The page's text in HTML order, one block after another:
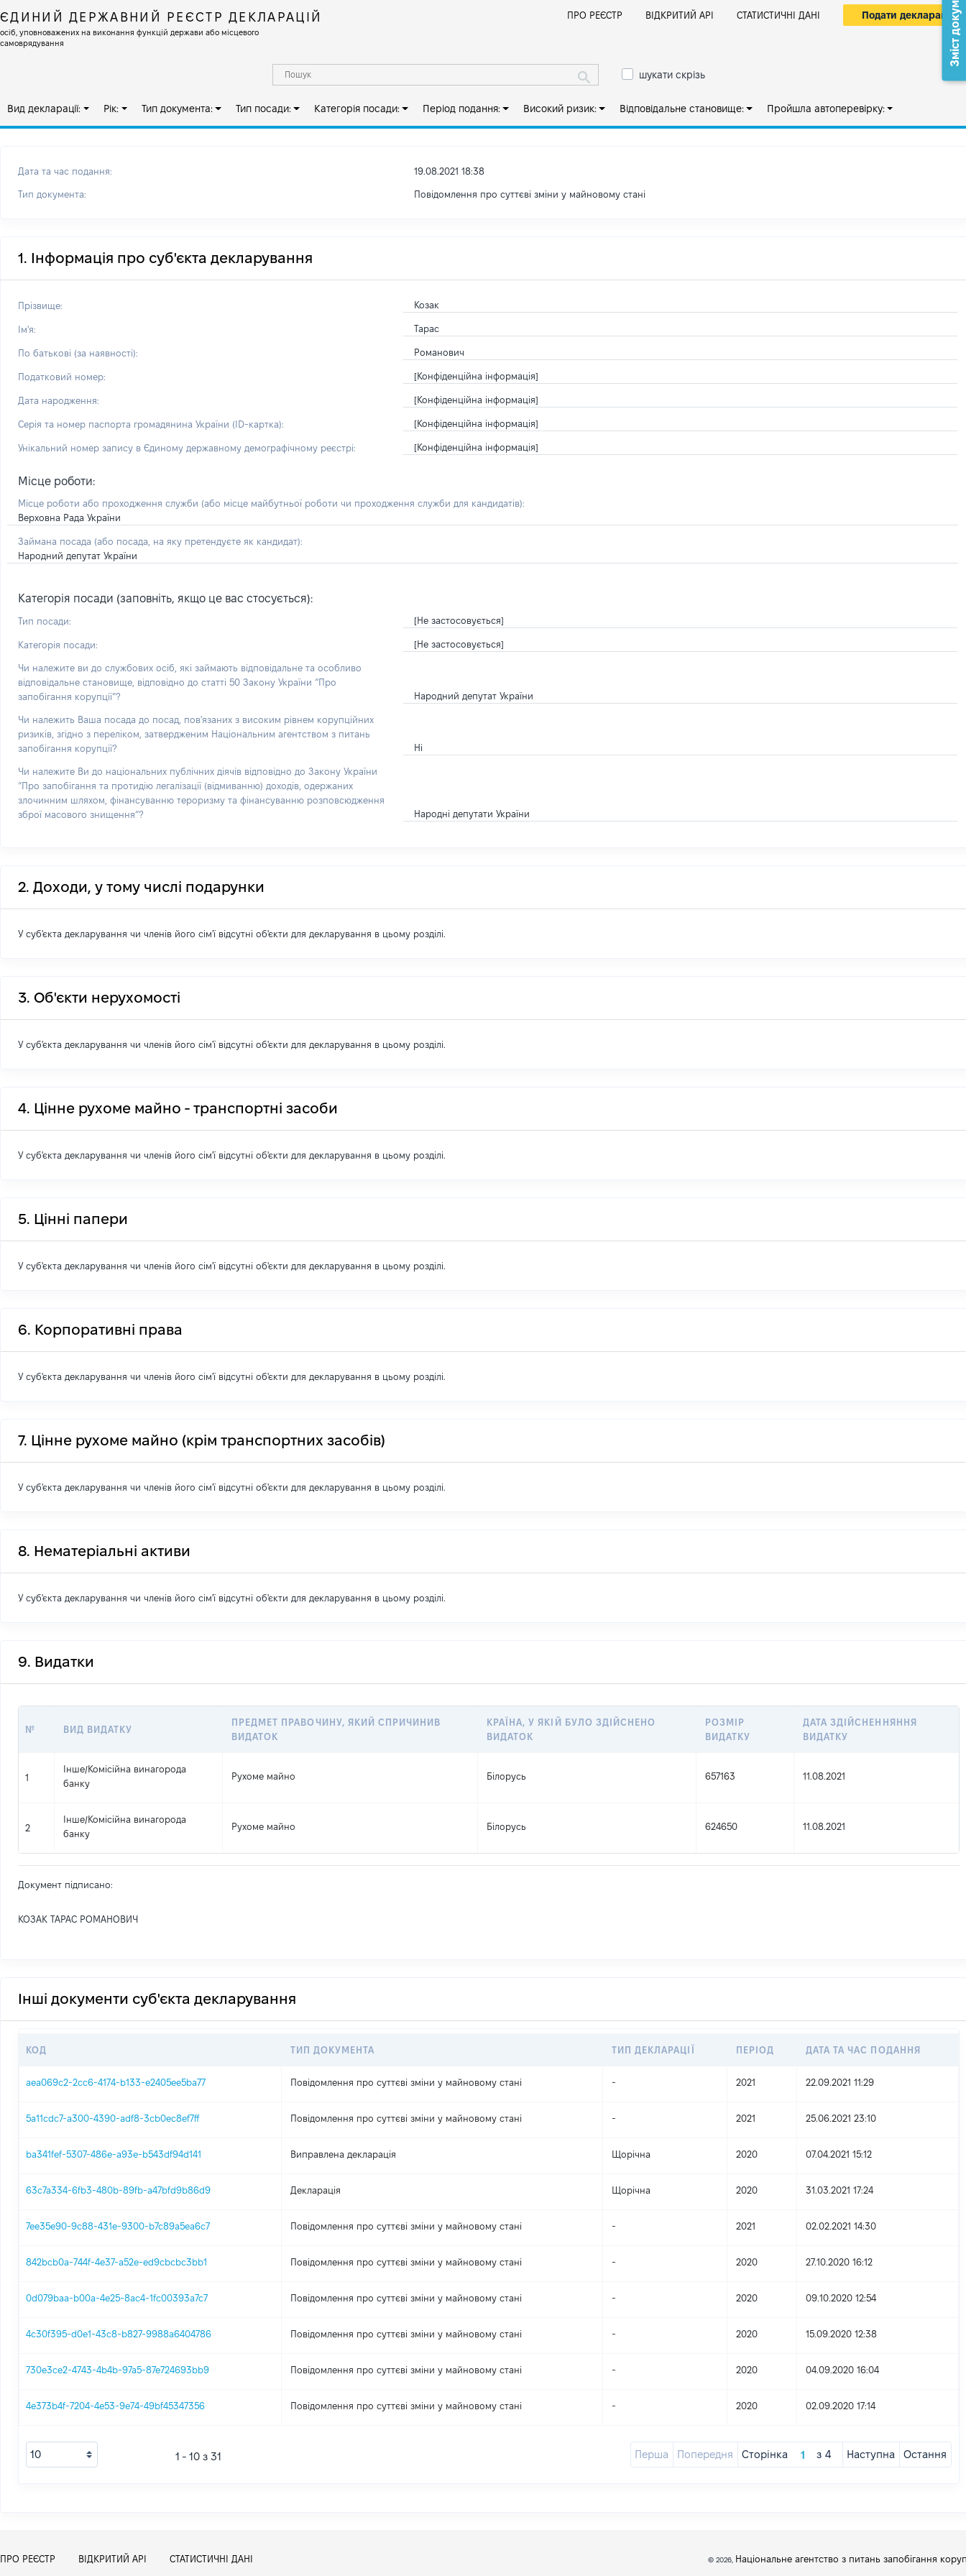
ЄДИНИЙ ДЕРЖАВНИЙ РЕЄСТР ДЕКЛАРАЦІЙ
осіб, уповноважених на виконання функцій держави або місцевого
самоврядування
ПРО РЕЄСТР ВІДКРИТИЙ АРІ СТАТИСТИЧНІ ДАНІ Подати декларацію
шукати скрізь
Вид декларації: Рік: Тип документа: Тип посади: Категорія посади: Період подання: Високий ризик: Відповідальне становище: Пройшла автоперевірку:
Дата та час подання: 19.08.2021 18:38
Тип документа: Повідомлення про суттєві зміни y майновому стані
1. Інформація про суб'єкта декларування
Прізвище: Козак
Ім'я: Тарас
По батькові (за наявності): Романович
Податковий номер: [Конфіденційна інформація]
Дата народження: [Конфіденційна інформація]
Серія та номер паспорта громадянина України (ID-картка): [Конфіденційна інформація]
Унікальний номер запису в Єдиному державному демографічному реєстрі: [Конфіденційна інформація]
Місце роботи:
Місце роботи або проходження служби (або місце майбутньої роботи чи проходження служби для кандидатів):
Верховна Рада України
Займана посада (або посада, на яку претендуєте як кандидат):
Народний депутат України
Категорія посади (заповніть, якщо це вас стосується):
Тип посади: [Не застосовується]
Категорія посади: [Не застосовується]
Чи належите ви до службових осіб, які займають відповідальне та особливо
відповідальне становище, відповідно до статті 50 Закону України “Про
запобігання корупції”?
Народний депутат України
Чи належить Ваша посада до посад, пов'язаних з високим рівнем корупційних
ризиків, згідно з переліком, затвердженим Національним агентством з питань
запобігання корупції?
Ні
Чи належите Ви до національних публічних діячів відповідно до Закону України
“Про запобігання та протидію легалізації (відмиванню) доходів, одержаних
злочинним шляхом, фінансуванню тероризму та фінансуванню розповсюдження
зброї масового знищення”?
Народні депутати України
2. Доходи, у тому числі подарунки
У суб'єкта декларування чи членів його сім'ї відсутні об'єкти для декларування в цьому розділі.
3. Об'єкти нерухомості
У суб'єкта декларування чи членів його сім'ї відсутні об'єкти для декларування в цьому розділі.
4. Цінне рухоме майно - транспортні засоби
У суб'єкта декларування чи членів його сім'ї відсутні об'єкти для декларування в цьому розділі.
5. Цінні папери
У суб'єкта декларування чи членів його сім'ї відсутні об'єкти для декларування в цьому розділі.
6. Корпоративні права
У суб'єкта декларування чи членів його сім'ї відсутні об'єкти для декларування в цьому розділі.
7. Цінне рухоме майно (крім транспортних засобів)
У суб'єкта декларування чи членів його сім'ї відсутні об'єкти для декларування в цьому розділі.
8. Нематеріальні активи
У суб'єкта декларування чи членів його сім'ї відсутні об'єкти для декларування в цьому розділі.
9. Видатки
№ ВИД ВИДАТКУ
ПРЕДМЕТ ПРАВОЧИНУ, ЯКИЙ СПРИЧИНИВ
ВИДАТОК
КРАЇНА, У ЯКІЙ БУЛО ЗДІЙСНЕНО
ВИДАТОК
РОЗМІР
ВИДАТКУ
ДАТА ЗДІЙСНЕННЯННЯ
ВИДАТКУ
1
Інше/Комісійна винагорода
банку
Рухоме майно Білорусь 657163 11.08.2021
2
Інше/Комісійна винагорода
банку
Рухоме майно Білорусь 624650 11.08.2021
Документ підписано:
КОЗАК ТАРАС РОМАНОВИЧ
Зміст документа
Інші документи суб'єкта декларування
КОД ТИП ДОКУМЕНТА ТИП ДЕКЛАРАЦІЇ ПЕРІОД ДАТА ТА ЧАС ПОДАННЯ
aea069c2-2cc6-4174-b133-e2405ee5ba77 Повідомлення про суттєві зміни y майновому стані - 2021 22.09.2021 11:29
5a11cdc7-a300-4390-adf8-3cb0ec8ef7ff Повідомлення про суттєві зміни y майновому стані - 2021 25.06.2021 23:10
ba341fef-5307-486e-a93e-b543df94d141 Виправлена декларація Щорічна 2020 07.04.2021 15:12
63c7a334-6fb3-480b-89fb-a47bfd9b86d9 Декларація Щорічна 2020 31.03.2021 17:24
7ee35e90-9c88-431e-9300-b7c89a5ea6c7 Повідомлення про суттєві зміни y майновому стані - 2021 02.02.2021 14:30
842bcb0a-744f-4e37-a52e-ed9cbcbc3bb1 Повідомлення про суттєві зміни y майновому стані - 2020 27.10.2020 16:12
0d079baa-b00a-4e25-8ac4-1fc00393a7c7 Повідомлення про суттєві зміни y майновому стані - 2020 09.10.2020 12:54
4c30f395-d0e1-43c8-b827-9988a6404786 Повідомлення про суттєві зміни y майновому стані - 2020 15.09.2020 12:38
730e3ce2-4743-4b4b-97a5-87e724693bb9 Повідомлення про суттєві зміни y майновому стані - 2020 04.09.2020 16:04
4e373b4f-7204-4e53-9e74-49bf45347356 Повідомлення про суттєві зміни y майновому стані - 2020 02.09.2020 17:14
1 - 10 з 31 Перша Попередня Сторінка з 4 Наступна Остання
ПРО РЕЄСТР ВІДКРИТИЙ АРІ СТАТИСТИЧНІ ДАНІ © 2026, Національне агентство з питань запобігання